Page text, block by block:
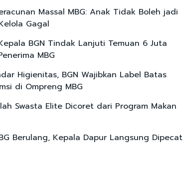
Massal MBG: Anak Tidak Boleh jadi
Gagal
BGN Tindak Lanjuti Temuan 6 Juta
MBG
Higienitas, BGN Wajibkan Label Batas
di Ompreng MBG
Swasta Elite Dicoret dari Program Makan
Berulang, Kepala Dapur Langsung Dipecat